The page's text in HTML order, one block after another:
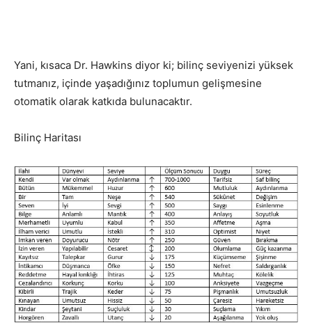
Yani, kısaca Dr. Hawkins diyor ki; bilinç seviyenizi yüksek
tutmanız, içinde yaşadığınız toplumun gelişmesine
otomatik olarak katkıda bulunacaktır.
Bilinç Haritası